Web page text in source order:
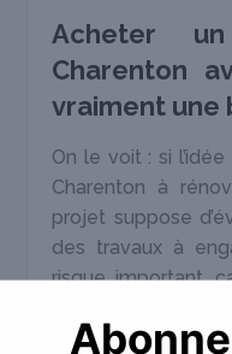
Acheter
Charenton
vraiment une
On le voit : si
Charenton à
projet suppose
des travaux à
risque important,
différence